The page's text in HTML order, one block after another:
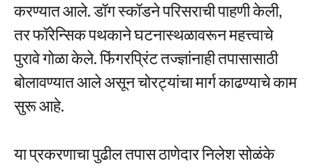
करण्यात आले. डॉग स्कॉडने परिसराची पाहणी केली,
तर फॉरेन्सिक पथकाने घटनास्थळावरून महत्त्वाचे
पुरावे गोळा केले. फिंगरप्रिंट तज्ज्ञांनाही तपासासाठी
बोलावण्यात आले असून चोरट्यांचा मार्ग काढण्याचे काम
सुरू आहे.
या प्रकरणाचा पुढील तपास ठाणेदार निलेश सोळंके